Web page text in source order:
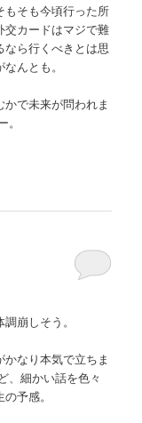
もそも今頃行った所
交カードはマジで難
なら行くべきとは思
んとも。
で未来が問われま
崩しそう。
なり本気で立ちま
、細かい話を色々
予感。